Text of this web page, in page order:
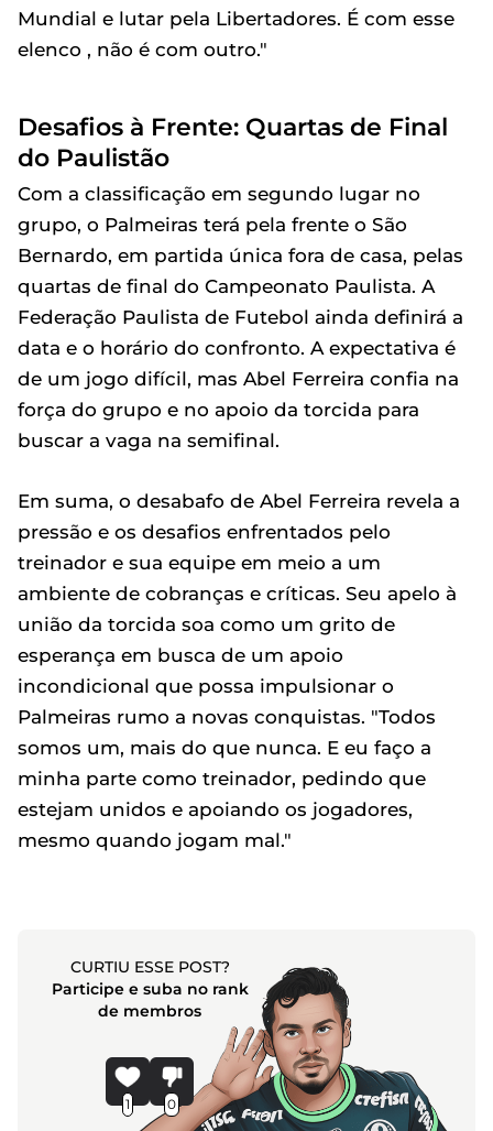
Mundial e lutar pela Libertadores. É com esse
elenco , não é com outro."
Desafios à Frente: Quartas de Final
do Paulistão
Com a classificação em segundo lugar no
grupo, o Palmeiras terá pela frente o São
Bernardo, em partida única fora de casa, pelas
quartas de final do Campeonato Paulista. A
Federação Paulista de Futebol ainda definirá a
data e o horário do confronto. A expectativa é
de um jogo difícil, mas Abel Ferreira confia na
força do grupo e no apoio da torcida para
buscar a vaga na semifinal.
Em suma, o desabafo de Abel Ferreira revela a
pressão e os desafios enfrentados pelo
treinador e sua equipe em meio a um
ambiente de cobranças e críticas. Seu apelo à
união da torcida soa como um grito de
esperança em busca de um apoio
incondicional que possa impulsionar o
Palmeiras rumo a novas conquistas. "Todos
somos um, mais do que nunca. E eu faço a
minha parte como treinador, pedindo que
estejam unidos e apoiando os jogadores,
mesmo quando jogam mal."
CURTIU ESSE POST?
Participe e suba no rank
de membros
1 0